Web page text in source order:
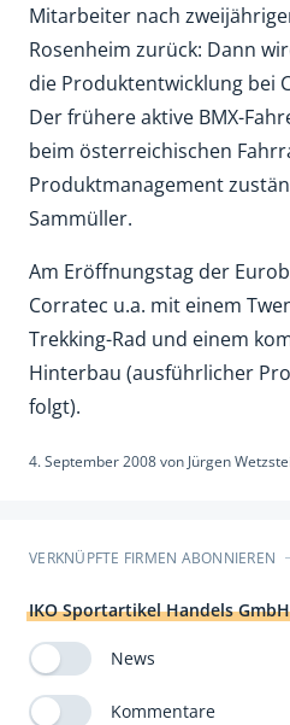
Mitarbeiter nach
Rosenheim zurück: Dann
die Produktentwicklung bei
Der frühere aktive BMX-
beim österreichischen
Produktmanagement
Sammüller.
Am Eröffnungstag der
Corratec u.a. mit einem
Trekking-Rad und einem
Hinterbau (ausführlicher
folgt).
4. September 2008von Jürgen
VERKNÜPFTE FIRMEN ABONNIEREN
IKO Sportartikel Handels
News
Kommentare